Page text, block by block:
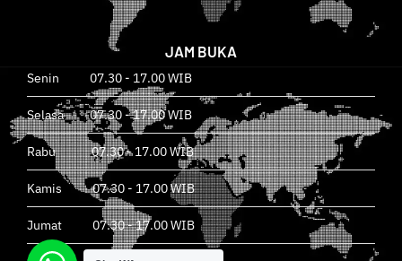
JAM BUKA
Senin 07.30 - 17.00 WIB
Selasa 07.30 - 17.00 WIB
Rabu 07.30 - 17.00 WIB
Kamis 07.30 - 17.00 WIB
Jumat 07.30 - 17.00 WIB